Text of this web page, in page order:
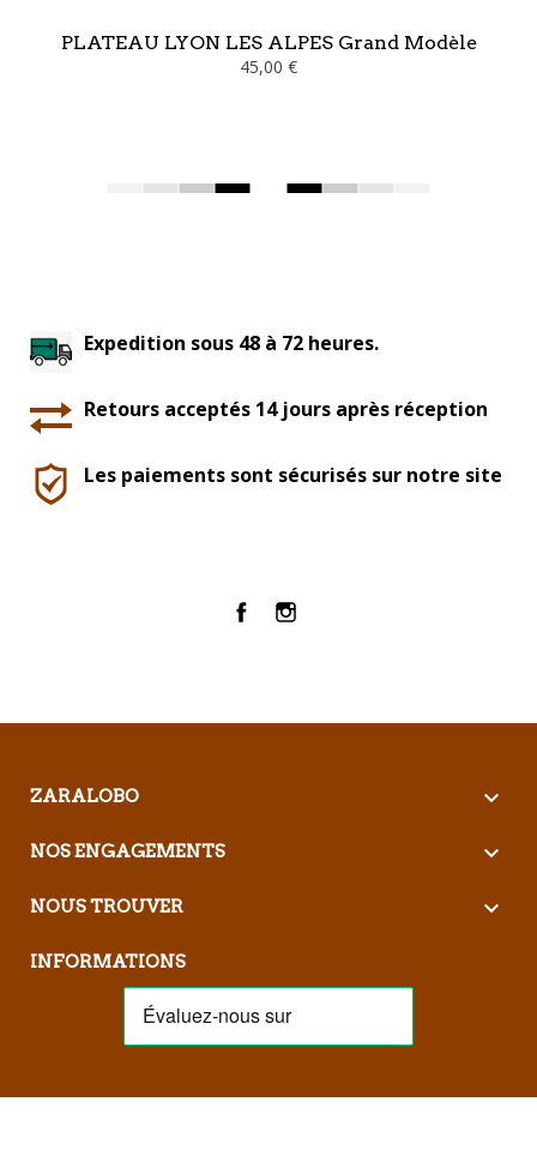
PLATEAU LYON LES ALPES Grand Modèle
45,00 €
Expedition sous 48 à 72 heures.
Retours acceptés 14 jours après réception
Les paiements sont sécurisés sur notre site
FacebookInstagram
ZARALOBO 
NOS ENGAGEMENTS 
NOUS TROUVER 
INFORMATIONS